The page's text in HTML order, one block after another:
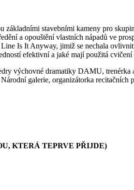
základními stavebními kameny pro
a opouštění vlastních nápadů ve
Is It Anyway, jimiž se nechala
efektivní a jaké mají použitá
výchovné dramatiky DAMU,
galerie, organizátorka
KTERÁ TEPRVE PŘIJDE)